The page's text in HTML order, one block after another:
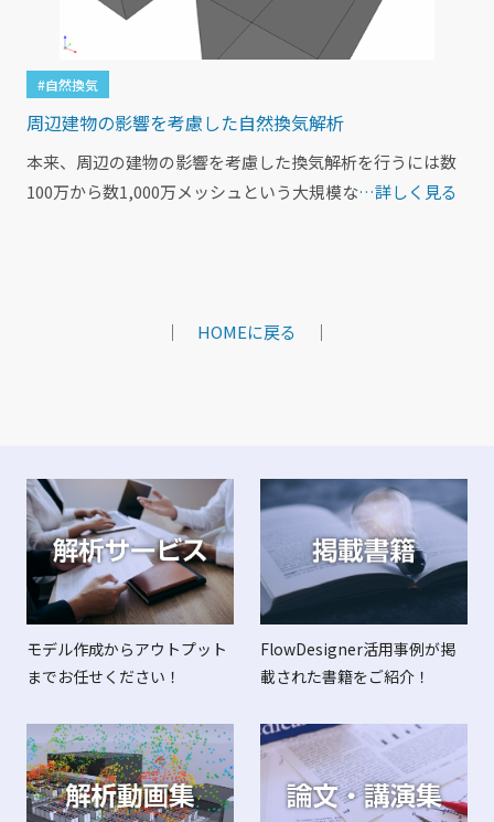
#自然換気
周辺建物の影響を考慮した自然換気解析
本来、周辺の建物の影響を考慮した換気解析を行うには数
100万から数1,000万メッシュという大規模な…詳しく見る
｜ HOMEに戻る ｜
モデル作成からアウトプット
までお任せください！
FlowDesigner活用事例が掲
載された書籍をご紹介！